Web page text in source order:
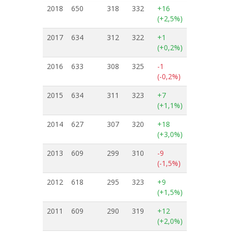
2018
650 318 332
+16
(+2,5%)
2017
634 312 322
+1
(+0,2%)
2016
633 308 325
-1
(-0,2%)
2015
634 311 323
+7
(+1,1%)
2014
627 307 320
+18
(+3,0%)
2013
609 299 310
-9
(-1,5%)
2012
618 295 323
+9
(+1,5%)
2011
609 290 319
+12
(+2,0%)